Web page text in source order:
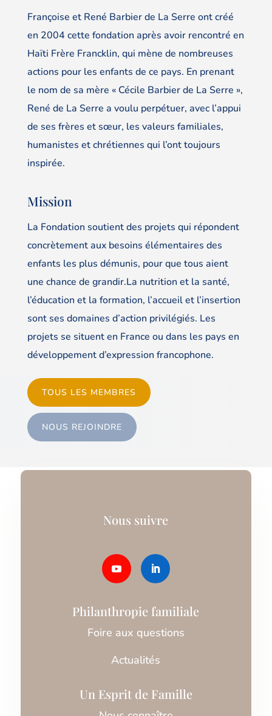
Françoise et René Barbier de La Serre ont créé
en 2004 cette fondation après avoir rencontré en
Haïti Frère Francklin, qui mène de nombreuses
actions pour les enfants de ce pays. En prenant
le nom de sa mère « Cécile Barbier de La Serre »,
René de La Serre a voulu perpétuer, avec l’appui
de ses frères et sœur, les valeurs familiales,
humanistes et chrétiennes qui l’ont toujours
inspirée.
Mission
La Fondation soutient des projets qui répondent
concrètement aux besoins élémentaires des
enfants les plus démunis, pour que tous aient
une chance de grandir.La nutrition et la santé,
l’éducation et la formation, l’accueil et l’insertion
sont ses domaines d’action privilégiés. Les
projets se situent en France ou dans les pays en
développement d’expression francophone.
TOUS LES MEMBRES
NOUS REJOINDRE
Nous suivre
Philanthropie familiale
Foire aux questions
Actualités
Un Esprit de Famille